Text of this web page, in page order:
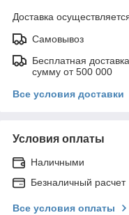
Доставка
Самовывоз
Бесплатная
сумму от 500 000
Все условия доставки
Условия оплаты
Наличными
Безналичный расчет
Все условия оплаты